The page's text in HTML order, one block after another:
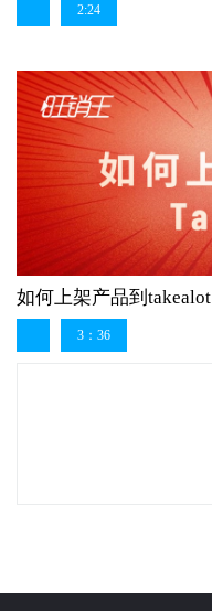
2:24
如何上架产品到takealot
3：36